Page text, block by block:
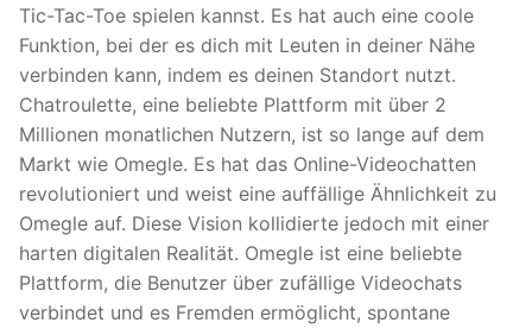
Tic-Tac-Toe spielen kannst. Es hat auch eine coole
Funktion, bei der es dich mit Leuten in deiner Nähe
verbinden kann, indem es deinen Standort nutzt.
Chatroulette, eine beliebte Plattform mit über 2
Millionen monatlichen Nutzern, ist so lange auf dem
Markt wie Omegle. Es hat das Online-Videochatten
revolutioniert und weist eine auffällige Ähnlichkeit zu
Omegle auf. Diese Vision kollidierte jedoch mit einer
harten digitalen Realität. Omegle ist eine beliebte
Plattform, die Benutzer über zufällige Videochats
verbindet und es Fremden ermöglicht, spontane